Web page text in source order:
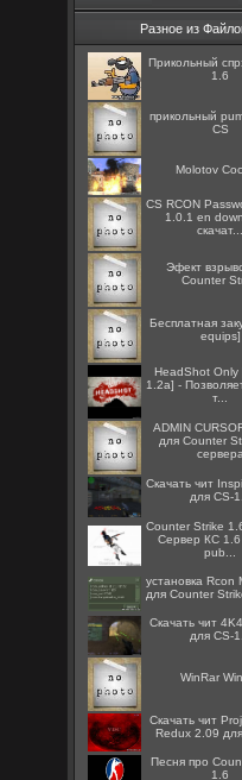
Разное из
Прикольный
1.6
прикольный
CS
Molotov
CS RCON
1.0.1 en
скачат...
Эфект
Counter
Бесплатная
equips]
HeadShot Only
1.2a] -
т...
ADMIN
для Counter
сервера
Скачать чит
для CS-
Counter Strike
Сервер КС 1.6
pub...
установка Rcon
для Counter
Скачать чит
для CS-
WinRar
Скачать чит
Redux 2.09
Песня про
1.6